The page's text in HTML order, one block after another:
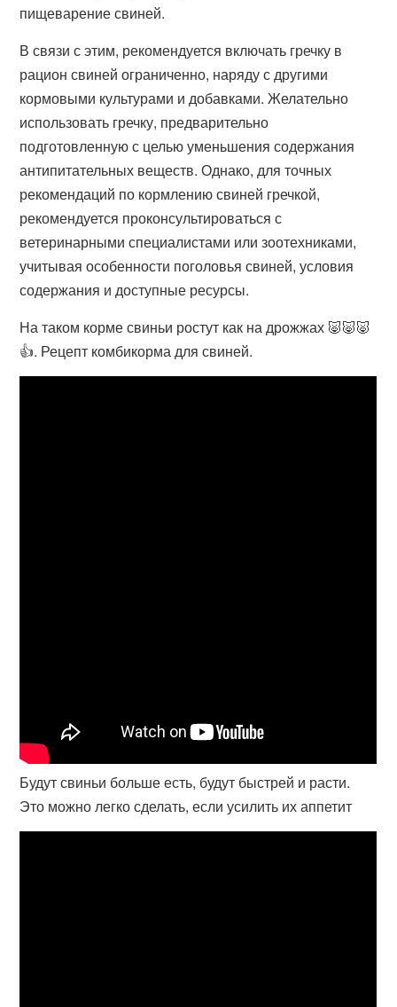
пищеварение свиней.
В связи с этим, рекомендуется включать гречку в
рацион свиней ограниченно, наряду с другими
кормовыми культурами и добавками. Желательно
использовать гречку, предварительно
подготовленную с целью уменьшения содержания
антипитательных веществ. Однако, для точных
рекомендаций по кормлению свиней гречкой,
рекомендуется проконсультироваться с
ветеринарными специалистами или зоотехниками,
учитывая особенности поголовья свиней, условия
содержания и доступные ресурсы.
На таком корме свиньи ростут как на дрожжах 🐷🐷🐷
👍. Рецепт комбикорма для свиней.
Будут свиньи больше есть, будут быстрей и расти.
Это можно легко сделать, если усилить их аппетит